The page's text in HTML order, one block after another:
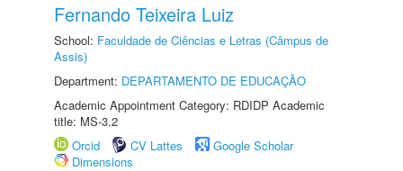
Fernando Teixeira Luiz
School: Faculdade de Ciências e Letras (Câmpus de
Assis)
Department: DEPARTAMENTO DE EDUCAÇÃO
Academic Appointment Category: RDIDP Academic
title: MS-3.2
Orcid
CV Lattes
Google Scholar
Dimensions